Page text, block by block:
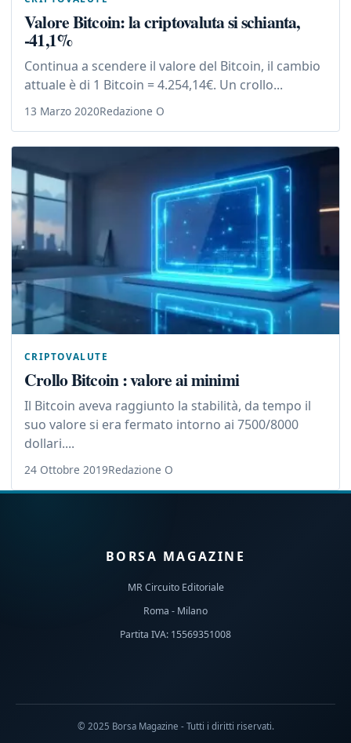
Valore Bitcoin: la criptovaluta si schianta,
-41,1%
Continua a scendere il valore del Bitcoin, il cambio
attuale è di 1 Bitcoin = 4.254,14€. Un crollo...
13 Marzo 2020Redazione O
CRIPTOVALUTE
Crollo Bitcoin : valore ai minimi
Il Bitcoin aveva raggiunto la stabilità, da tempo il
suo valore si era fermato intorno ai 7500/8000
dollari....
24 Ottobre 2019Redazione O
BORSA MAGAZINE
MR Circuito Editoriale
Roma - Milano
Partita IVA: 15569351008
© 2025 Borsa Magazine - Tutti i diritti riservati.